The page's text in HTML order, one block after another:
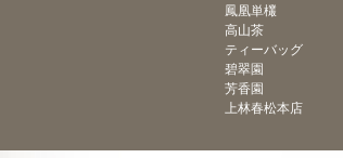
鳳凰単欉
高山茶
ティーバッグ
碧翠園
芳香園
上林春松本店